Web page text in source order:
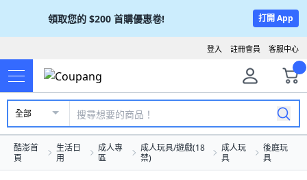
領取您的 $200 首購優惠卷! 打開 App
客服中心
註冊會員
登入
全部
酷澎首
頁
生活日
用
成人專
區
成人玩具/遊戲(18
禁)
成人玩
具
後庭玩
具